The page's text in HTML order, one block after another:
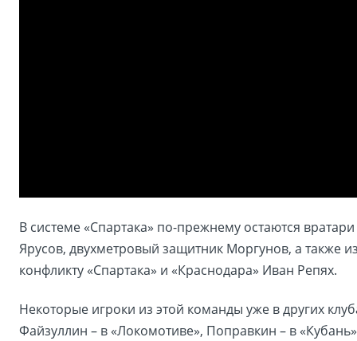
В системе «Спартака» по-прежнему остаются
Ярусов, двухметровый защитник Моргунов, а также
конфликту «Спартака» и «Краснодара» Иван Репях.
Некоторые игроки из этой команды уже в других
Файзуллин – в «Локомотиве», Поправкин – в